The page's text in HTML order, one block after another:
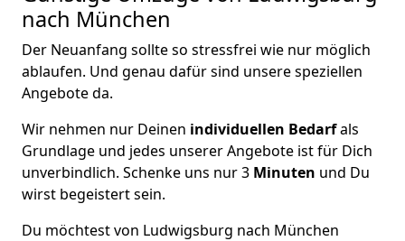
nach München
Der Neuanfang sollte so stressfrei wie nur möglich
ablaufen. Und genau dafür sind unsere speziellen
Angebote da.
Wir nehmen nur Deinen individuellen Bedarfals
Grundlage und jedes unserer Angebote ist für Dich
unverbindlich. Schenke uns nur 3 Minuten und Du
wirst begeistert sein.
Du möchtest von Ludwigsburg nach München